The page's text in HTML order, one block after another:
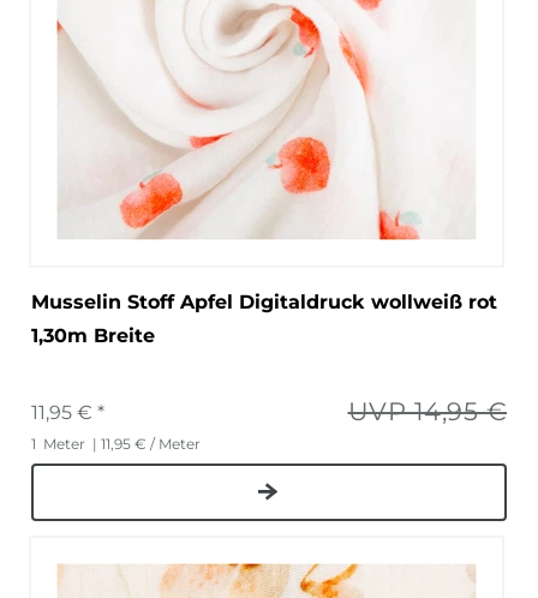
Musselin Stoff Apfel Digitaldruck wollweiß rot
1,30m Breite
UVP 14,95 €
11,95 € *
1 Meter | 11,95 € / Meter